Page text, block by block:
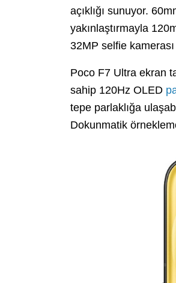
açıklığı sunuyor.
yakınlaştırmayla
32MP selfie
Poco F7 Ultra ekran
sahip 120Hz OLED
tepe parlaklığa
Dokunmatik